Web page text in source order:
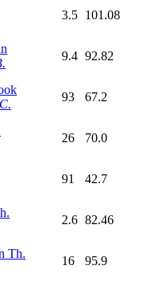
3.5 101.08
9.4 92.82
93 67.2
26 70.0
91 42.7
2.6 82.46
Th.
16 95.9